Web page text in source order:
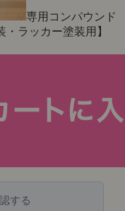
専用コンパウンド
・ラッカー塗装用】
する